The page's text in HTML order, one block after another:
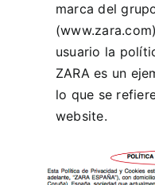
marca del
(www.zara.com
usuario la
ZARA es un
lo que se
website.